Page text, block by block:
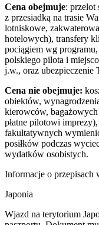
Cena obejmuje: przelot
z przesiadką na trasie
lotniskowe,
hotelowych), transfery
pociągiem wg
polskiego pilota i
j.w., oraz
Cena nie obejmuje:
obiektów,
kierowców, bagażowych
płatne pilotowi
fakultatywnych
posiłków podczas
wydatków osobistych.
Informacje o przepisach
Japonia
​Wjazd na terytorium